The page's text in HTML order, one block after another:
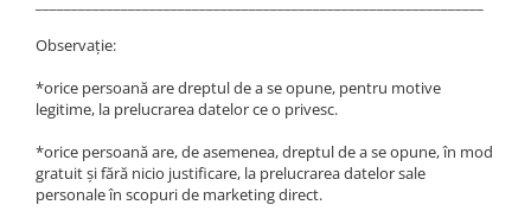
Observaţie:
*orice persoană are dreptul de a se opune, pentru motive
legitime, la prelucrarea datelor ce o privesc.
*orice persoană are, de asemenea, dreptul de a se opune, în mod
gratuit şi fără nicio justificare, la prelucrarea datelor sale
personale în scopuri de marketing direct.